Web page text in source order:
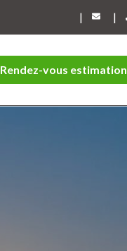
| |
Rendez-vous estimation